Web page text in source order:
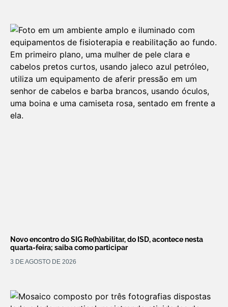
Novo encontro do SIG Re(h)abilitar, do ISD, acontece nesta
quarta-feira; saiba como participar
3 DE AGOSTO DE 2026